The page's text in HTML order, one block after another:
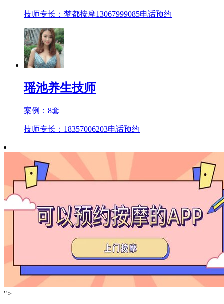
技师专长：梦都按摩13067999085电话预约
瑶池养生技师
案例： 8套
技师专长：18357006203电话预约
">